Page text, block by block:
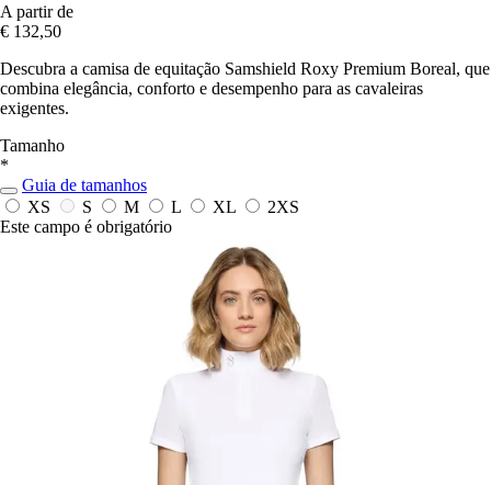
A partir de
€ 132,50
Descubra a camisa de equitação Samshield Roxy Premium Boreal, que
combina elegância, conforto e desempenho para as cavaleiras
exigentes.
Tamanho
*
Guia de tamanhos
XS
S M L XL
2XS
Este campo é obrigatório